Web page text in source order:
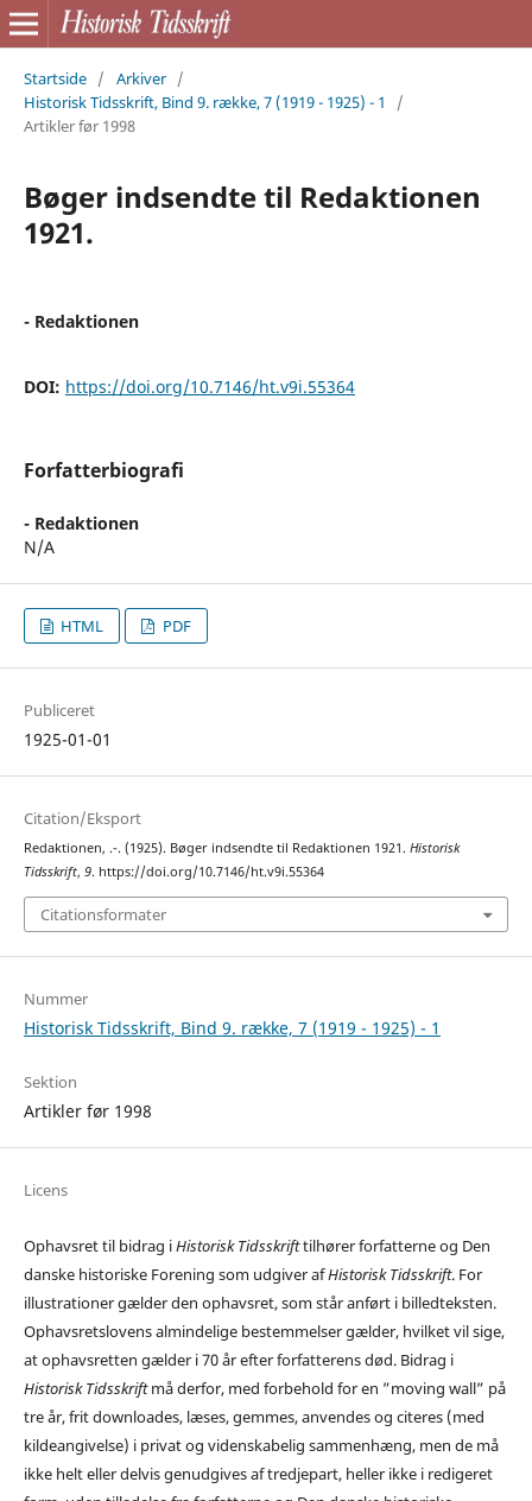
Startside / Arkiver /
Historisk Tidsskrift, Bind 9. række, 7 (1919 - 1925) - 1
/
Artikler før 1998
Bøger indsendte til Redaktionen
1921.
- Redaktionen
DOI: https://doi.org/10.7146/ht.v9i.55364
Forfatterbiografi
- Redaktionen
N/A
HTML PDF
Publiceret
1925-01-01
Citation/Eksport
Redaktionen, .-. (1925). Bøger indsendte til Redaktionen 1921. Historisk
Tidsskrift, 9. https://doi.org/10.7146/ht.v9i.55364
Citationsformater
Nummer
Historisk Tidsskrift, Bind 9. række, 7 (1919 - 1925) - 1
Sektion
Artikler før 1998
Licens
Ophavsret til bidrag iHistorisk Tidsskrifttilhører forfatterne og Den
danske historiske Forening som udgiver afHistorisk Tidsskrift. For
illustrationer gælder den ophavsret, som står anført i billedteksten.
Ophavsretslovens almindelige bestemmelser gælder, hvilket vil sige,
at ophavsretten gælder i 70 år efter forfatterens død. Bidrag i
Historisk Tidsskriftmå derfor, med forbehold for en ”moving wall” på
tre år, frit downloades, læses, gemmes, anvendes og citeres (med
kildeangivelse) i privat og videnskabelig sammenhæng, men de må
ikke helt eller delvis genudgives af tredjepart, heller ikke i redigeret